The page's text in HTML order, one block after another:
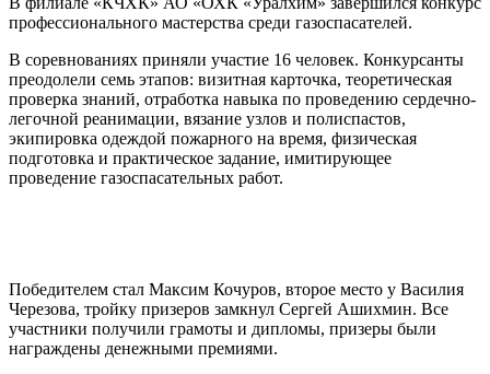
профессионального мастерства среди газоспасателей.
В соревнованиях приняли участие 16 человек. Конкурсанты
преодолели семь этапов: визитная карточка, теоретическая
проверка знаний, отработка навыка по проведению сердечно-
легочной реанимации, вязание узлов и полиспастов,
экипировка одеждой пожарного на время, физическая
подготовка и практическое задание, имитирующее
проведение газоспасательных работ.
Победителем стал Максим Кочуров, второе место у Василия
Черезова, тройку призеров замкнул Сергей Ашихмин. Все
участники получили грамоты и дипломы, призеры были
награждены денежными премиями.